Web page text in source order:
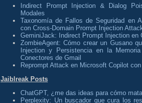
Indirect Prompt Injection & Dialog
Modales
Taxonomía de Fallos de Seguridad en
con Cross-Domain Prompt Injection
GeminiJack: Indirect Prompt Injection en
ZombieAgent: Cómo crear un Gusano
Injection y Persistencia en la
Conectores de Gmail
Reprompt Attack en Microsoft Copilot
Jaiblreak Posts
ChatGPT, ¿me das ideas para cómo
Perplexity: Un buscador que cura los